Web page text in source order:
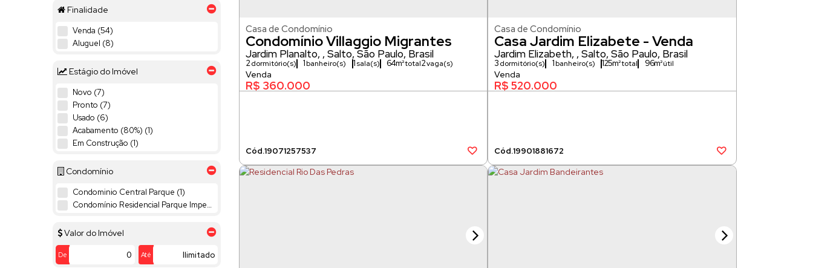
Condomínio Terras de São José (1)
Jardim Plaza Athénée (1)
Jardim Theodora (1)
Finalidade
Venda (54)
Aluguel (8)
Estágio do Imóvel
Novo (7)
Pronto (7)
Usado (6)
Acabamento (80%) (1)
Em Construção (1)
Condomínio
Condominio Central Parque (1)
Condomínio Residencial Parque Imperial (1)
Valor do Imóvel
De Até
Condomínio Villaggio Migrantes
Casa de Condomínio
R$ 360.000
19071257537
Jardim Planalto , Salto,São Paulo,Brasil
2 dormitório(s) 1banheiro(s) 1 sala(s) 64m² 2vaga(s)
94m²
Casa Jardim Elizabete - Venda
Casa de Condomínio
R$ 520.000
19901881672
Jardim Elizabeth ,Salto,São Paulo, Brasil
3dormitório(s) 1banheiro(s) 125m² 96m²